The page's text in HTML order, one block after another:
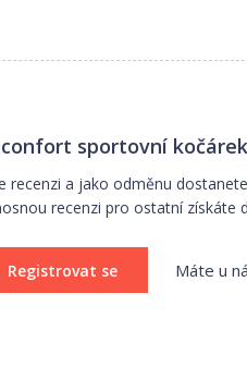
sportovní
recenzi a jako odměnu dostanete
recenzi pro ostatní získáte
Registrovat se Máte u